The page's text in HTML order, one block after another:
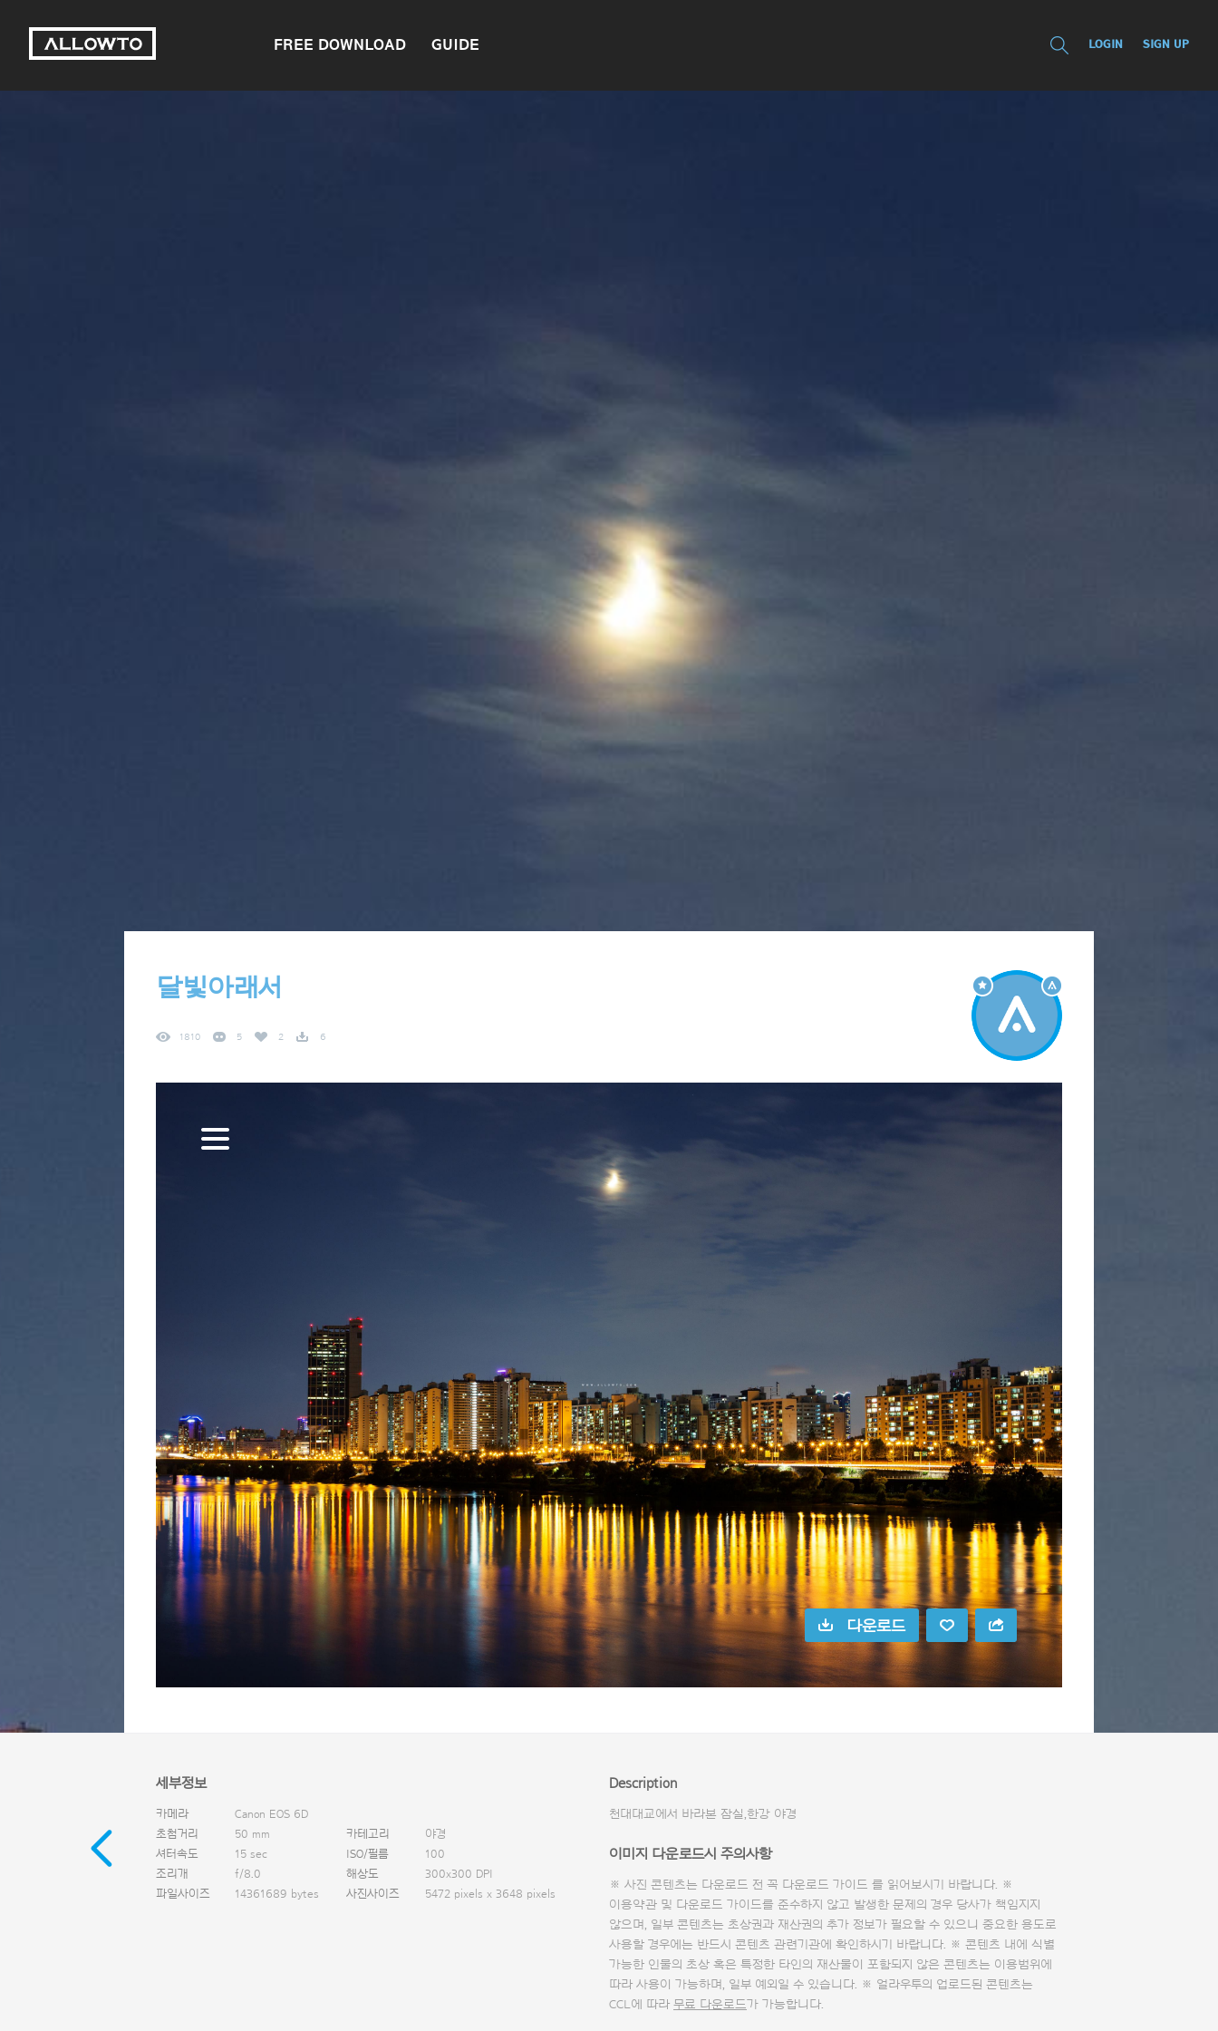
FREE DOWNLOAD GUIDE LOGIN SIGN UP
달빛아래서
1810 5 2 6
다운로드
세부정보
카메라
Canon EOS 6D
초첨거리
50 mm 카테고리
야경
셔터속도
15 sec ISO/필름
100
조리개
f/8.0 해상도
300x300 DPI
파일사이즈
14361689 bytes 사진사이즈 5472 pixels x 3648 pixels
Description
천대대교에서 바라본 잠실,한강 야경
이미지 다운로드시 주의사항
※ 사진 콘텐츠는 다운로드 전 꼭 다운로드 가이드 를 읽어보시기 바랍니다. ※
이용약관 및 다운로드 가이드를 준수하지 않고 발생한 문제의 경우 당사가 책임지지
않으며, 일부 콘텐츠는 초상권과 재산권의 추가 정보가 필요할 수 있으니 중요한 용도로
사용할 경우에는 반드시 콘텐츠 관련기관에 확인하시기 바랍니다. ※ 콘텐츠 내에 식별
가능한 인물의 초상 혹은 특정한 타인의 재산물이 포함되지 않은 콘텐츠는 이용범위에
따라 사용이 가능하며, 일부 예외일 수 있습니다. ※ 얼라우투의 업로드된 콘텐츠는
CCL에 따라 무료 다운로드가 가능합니다.